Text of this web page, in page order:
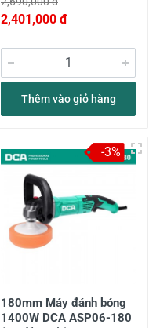
2,401,000 đ
Thêm vào giỏ hàng
180mm Máy đánh bóng
1400W DCA ASP06-180
-3%